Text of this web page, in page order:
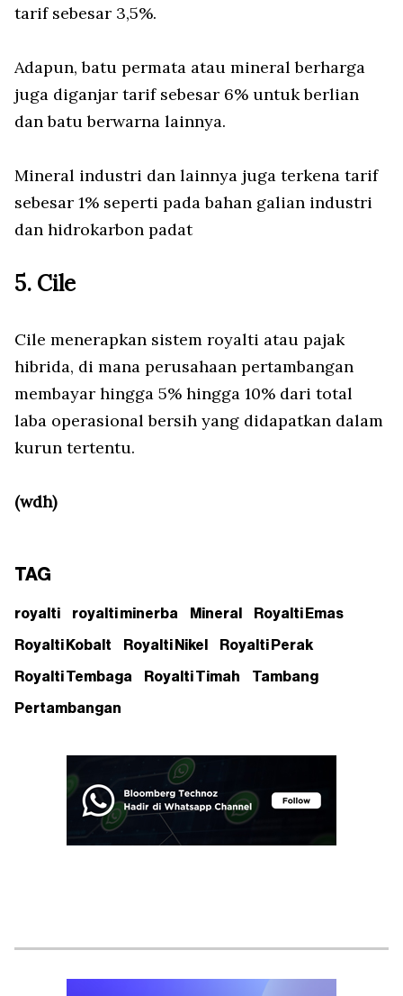
tarif sebesar 3,5%.
Adapun, batu permata atau mineral berharga
juga diganjar tarif sebesar 6% untuk berlian
dan batu berwarna lainnya.
Mineral industri dan lainnya juga terkena tarif
sebesar 1% seperti pada bahan galian industri
dan hidrokarbon padat
5. Cile
Cile menerapkan sistem royalti atau pajak
hibrida, di mana perusahaan pertambangan
membayar hingga 5% hingga 10% dari total
laba operasional bersih yang didapatkan dalam
kurun tertentu.
(wdh)
TAG
royalti royalti minerba Mineral Royalti Emas
Royalti Kobalt Royalti Nikel Royalti Perak
Royalti Tembaga Royalti Timah Tambang
Pertambangan